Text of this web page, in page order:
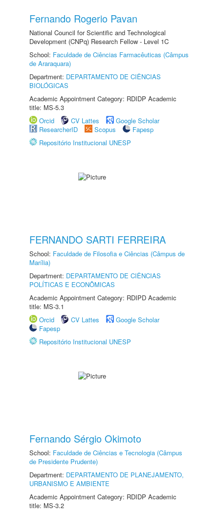
Fernando Rogerio Pavan
National Council for Scientific and Technological
Development (CNPq) Research Fellow - Level 1C
School: Faculdade de Ciências Farmacêuticas (Câmpus
de Araraquara)
Department: DEPARTAMENTO DE CIÊNCIAS
BIOLÓGICAS
Academic Appointment Category: RDIDP Academic
title: MS-5.3
Orcid
CV Lattes
Google Scholar
ResearcherID
Scopus
Fapesp
Repositório Institucional UNESP
FERNANDO SARTI FERREIRA
School: Faculdade de Filosofia e Ciências (Câmpus de
Marília)
Department: DEPARTAMENTO DE CIÊNCIAS
POLÍTICAS E ECONÔMICAS
Academic Appointment Category: RDIPD Academic
title: MS-3.1
Orcid
CV Lattes
Google Scholar
Fapesp
Repositório Institucional UNESP
Fernando Sérgio Okimoto
School: Faculdade de Ciências e Tecnologia (Câmpus
de Presidente Prudente)
Department: DEPARTAMENTO DE PLANEJAMENTO,
URBANISMO E AMBIENTE
Academic Appointment Category: RDIDP Academic
title: MS-3.2